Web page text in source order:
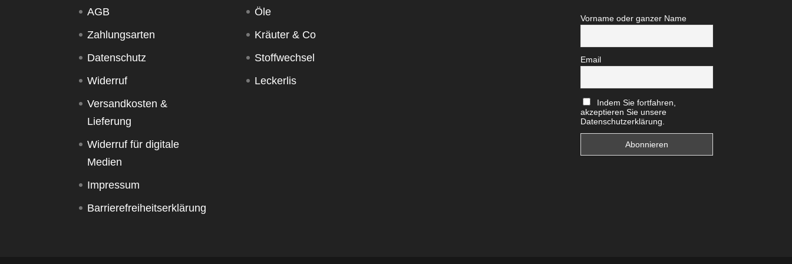
AGB
Zahlungsarten
Datenschutz
Widerruf
Versandkosten &
Lieferung
Widerruf für digitale
Medien
Impressum
Barrierefreiheitserklärung
Öle
Kräuter & Co
Stoffwechsel
Leckerlis
Vorname oder ganzer Name
Email
Indem Sie fortfahren,
akzeptieren Sie unsere
Datenschutzerklärung.